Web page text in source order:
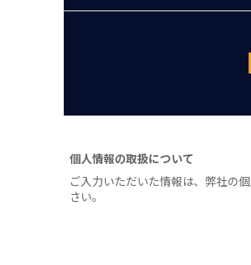
個人情報の取扱について
ご入力いただいた情報は、弊社の
さい。